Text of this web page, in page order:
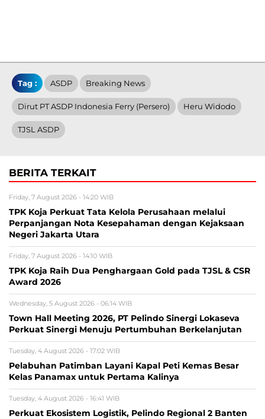
Tag : ASDP Breaking News
Dirut PT ASDP Indonesia Ferry (Persero) Heru Widodo
TJSL ASDP
BERITA TERKAIT
Friday, 7 August 2026 - 14:20 WIB
TPK Koja Perkuat Tata Kelola Perusahaan melalui
Perpanjangan Nota Kesepahaman dengan Kejaksaan
Negeri Jakarta Utara
Friday, 7 August 2026 - 14:10 WIB
TPK Koja Raih Dua Penghargaan Gold pada TJSL & CSR
Award 2026
Wednesday, 5 August 2026 - 06:14 WIB
Town Hall Meeting 2026, PT Pelindo Sinergi Lokaseva
Perkuat Sinergi Menuju Pertumbuhan Berkelanjutan
Tuesday, 4 August 2026 - 17:02 WIB
Pelabuhan Patimban Layani Kapal Peti Kemas Besar
Kelas Panamax untuk Pertama Kalinya
Tuesday, 4 August 2026 - 16:41 WIB
Perkuat Ekosistem Logistik, Pelindo Regional 2 Banten